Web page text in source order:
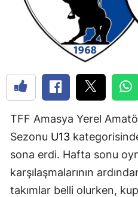
TFF Amasya Yerel
Sezonu U13
sona erdi. Hafta sonu
karşılaşmalarının
takımlar belli olurken,